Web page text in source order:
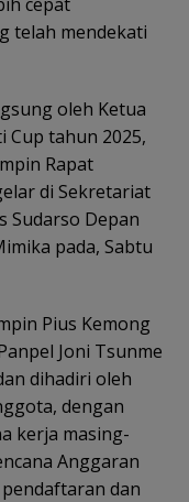
telah mendekati
oleh Ketua
Cup tahun 2025,
Rapat
di Sekretariat
Sudarso Depan
pada, Sabtu
Pius Kemong
Joni Tsunme
dihadiri oleh
dengan
kerja masing-
Anggaran
dan